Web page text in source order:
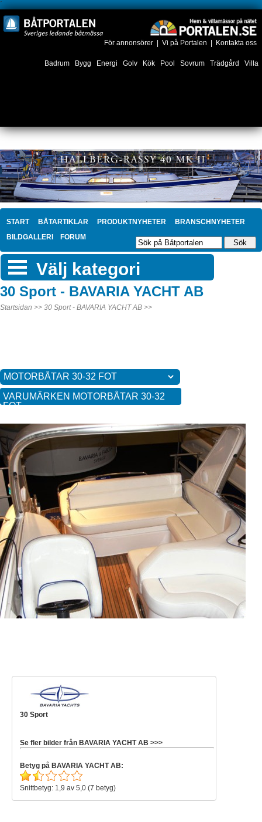
´
För annonsörer Vi på Portalen Kontakta oss
Badrum Bygg Energi Golv Kök Pool Sovrum Trädgård Villa
START BÅTARTIKLAR PRODUKTNYHETER
BRANSCHNYHETER
BILDGALLERI
FORUM
Välj kategori
30 Sport - BAVARIA YACHT AB
Startsidan >> 30 Sport - BAVARIA YACHT AB >>
VARUMÄRKEN MOTORBÅTAR 30-32
FOT
30 Sport
Se fler bilder från BAVARIA YACHT AB >>>
Betyg på BAVARIA YACHT AB:
Snittbetyg: 1,9 av 5,0 (7 betyg)